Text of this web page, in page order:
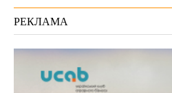
РЕКЛАМА